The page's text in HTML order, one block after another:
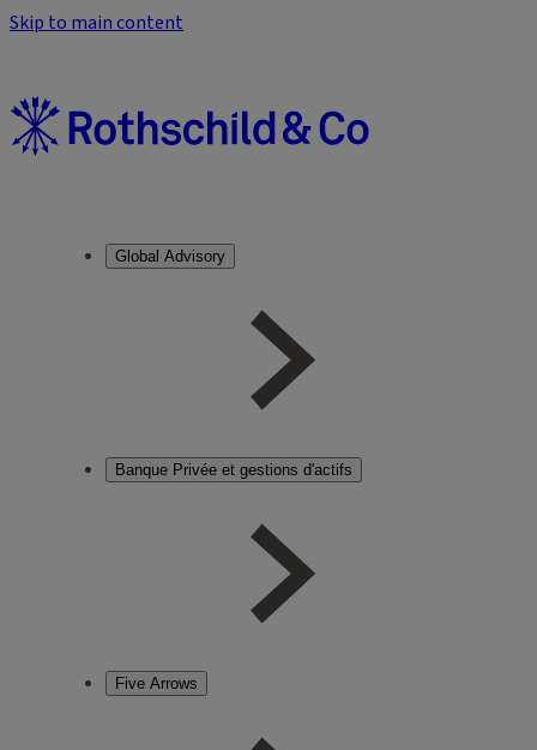
Skip to main content
Global Advisory
Banque Privée et gestions d'actifs
Five Arrows